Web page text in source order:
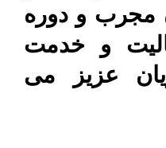
مجرب و دوره
و خدمت
عزیز می